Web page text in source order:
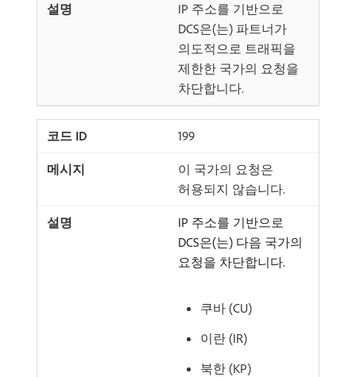
IP 주소를 기반으로
DCS은(는) 파트너가
의도적으로 트래픽을
제한한 국가의 요청을
차단합니다.
199
이 국가의 요청은
허용되지 않습니다.
IP 주소를 기반으로
DCS은(는) 다음 국가의
요청을 차단합니다.
쿠바 (CU)
이란 (IR)
북한 (KP)